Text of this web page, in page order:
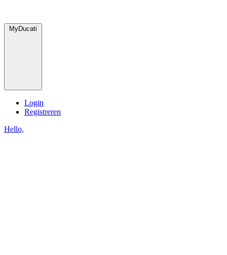
MyDucati
Login
Registreren
Hello,